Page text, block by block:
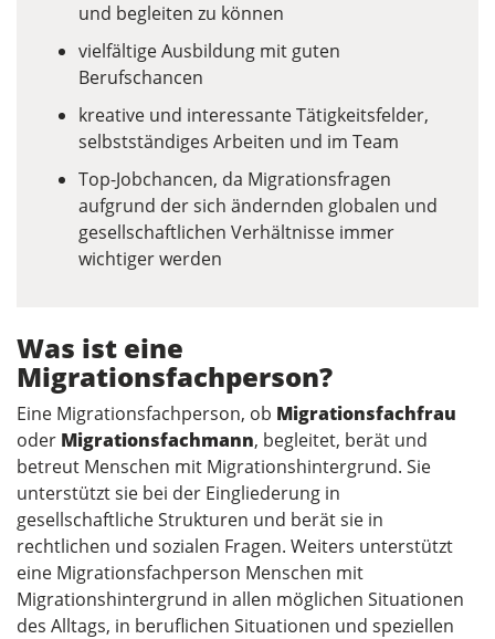
und begleiten zu können
vielfältige Ausbildung mit guten
Berufschancen
kreative und interessante Tätigkeitsfelder,
selbstständiges Arbeiten und im Team
Top-Jobchancen, da Migrationsfragen
aufgrund der sich ändernden globalen und
gesellschaftlichen Verhältnisse immer
wichtiger werden
Was ist eine
Migrationsfachperson?
Eine Migrationsfachperson, ob Migrationsfachfrau
oder Migrationsfachmann, begleitet, berät und
betreut Menschen mit Migrationshintergrund. Sie
unterstützt sie bei der Eingliederung in
gesellschaftliche Strukturen und berät sie in
rechtlichen und sozialen Fragen. Weiters unterstützt
eine Migrationsfachperson Menschen mit
Migrationshintergrund in allen möglichen Situationen
des Alltags, in beruflichen Situationen und speziellen